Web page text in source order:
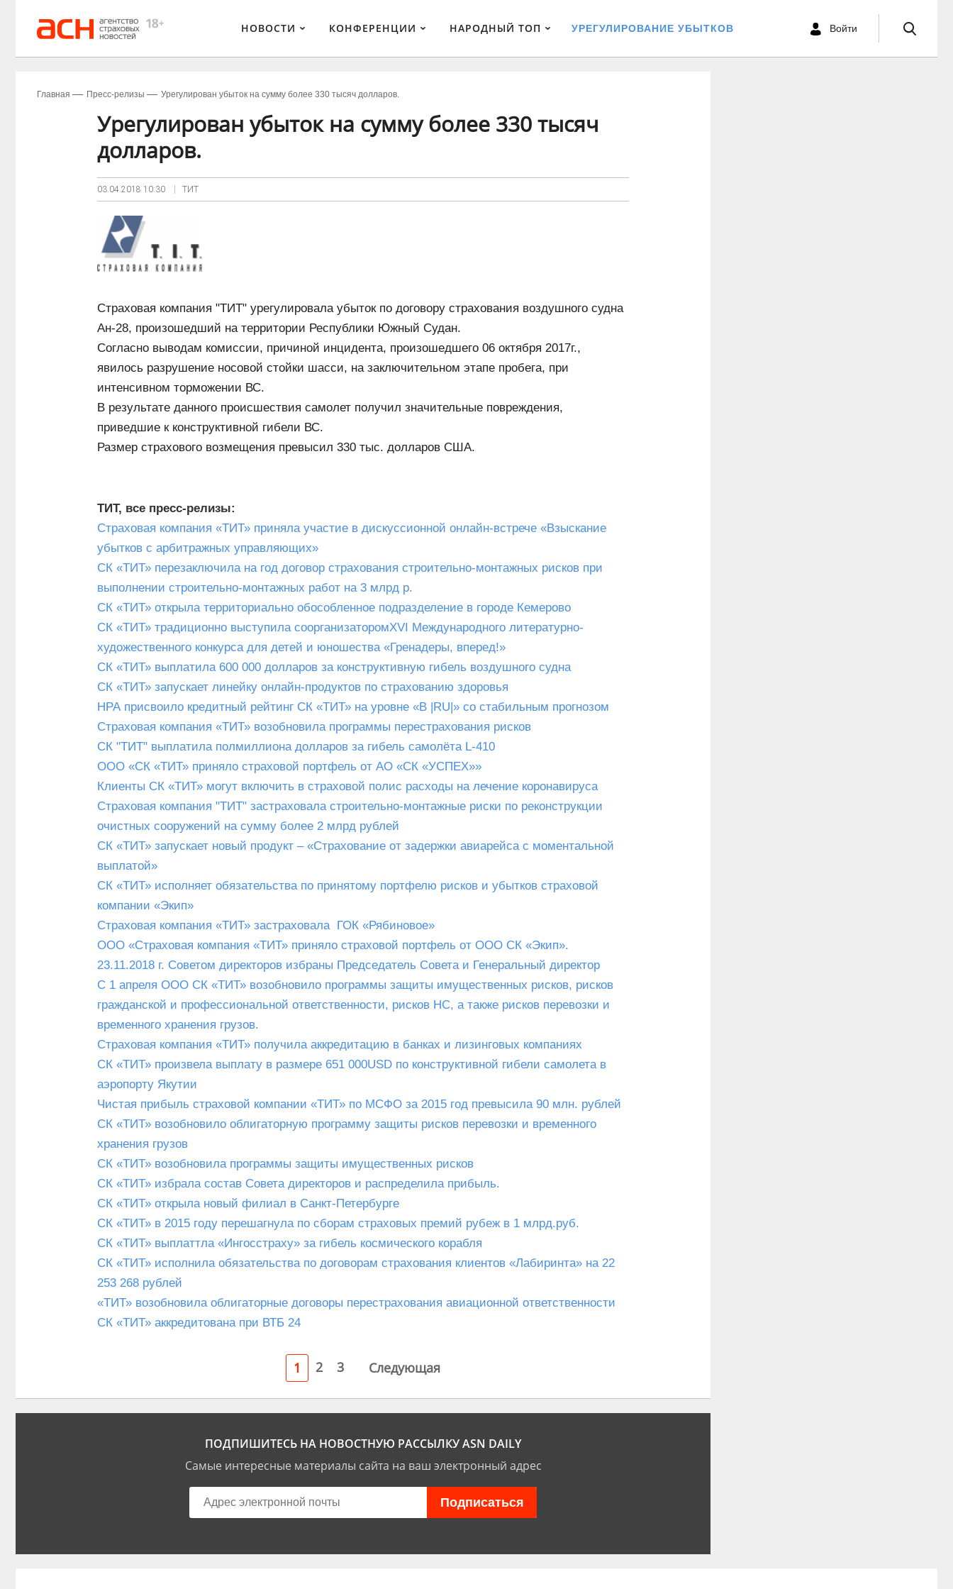
НОВОСТИ КОНФЕРЕНЦИИ НАРОДНЫЙ ТОП УРЕГУЛИРОВАНИЕ УБЫТКОВ Войти
Главная Пресс-релизы Урегулирован убыток на сумму более 330 тысяч долларов.
Урегулирован убыток на сумму более 330 тысяч
долларов.
03.04.2018 10:30 ТИТ
Страховая компания "ТИТ" урегулировала убыток по договору страхования воздушного судна
Ан-28, произошедший на территории Республики Южный Судан.
Согласно выводам комиссии, причиной инцидента, произошедшего 06 октября 2017г.,
явилось разрушение носовой стойки шасси, на заключительном этапе пробега, при
интенсивном торможении ВС.
В результате данного происшествия самолет получил значительные повреждения,
приведшие к конструктивной гибели ВС.
Размер страхового возмещения превысил 330 тыс. долларов США.
ТИТ, все пресс-релизы:
Страховая компания «ТИТ» приняла участие в дискуссионной онлайн-встрече «Взыскание
убытков с арбитражных управляющих»
СК «ТИТ» перезаключила на год договор страхования строительно-монтажных рисков при
выполнении строительно-монтажных работ на 3 млрд р.
СК «ТИТ» открыла территориально обособленное подразделение в городе Кемерово
СК «ТИТ» традиционно выступила соорганизаторомХVI Международного литературно-
художественного конкурса для детей и юношества «Гренадеры, вперед!»
СК «ТИТ» выплатила 600 000 долларов за конструктивную гибель воздушного судна
СК «ТИТ» запускает линейку онлайн-продуктов по страхованию здоровья
НРА присвоило кредитный рейтинг СК «ТИТ» на уровне «В |RU|» со стабильным прогнозом
Страховая компания «ТИТ» возобновила программы перестрахования рисков
СК "ТИТ" выплатила полмиллиона долларов за гибель самолёта L-410
ООО «СК «ТИТ» приняло страховой портфель от АО «СК «УСПЕХ»»
Клиенты СК «ТИТ» могут включить в страховой полис расходы на лечение коронавируса
Страховая компания "ТИТ" застраховала строительно-монтажные риски по реконструкции
очистных сооружений на сумму более 2 млрд рублей
СК «ТИТ» запускает новый продукт – «Страхование от задержки авиарейса с моментальной
выплатой»
СК «ТИТ» исполняет обязательства по принятому портфелю рисков и убытков страховой
компании «Экип»
Страховая компания «ТИТ» застраховала ГОК «Рябиновое»
ООО «Страховая компания «ТИТ» приняло страховой портфель от ООО СК «Экип».
23.11.2018 г. Советом директоров избраны Председатель Совета и Генеральный директор
С 1 апреля ООО СК «ТИТ» возобновило программы защиты имущественных рисков, рисков
гражданской и профессиональной ответственности, рисков НС, а также рисков перевозки и
временного хранения грузов.
Страховая компания «ТИТ» получила аккредитацию в банках и лизинговых компаниях
СК «ТИТ» произвела выплату в размере 651 000USD по конструктивной гибели самолета в
аэропорту Якутии
Чистая прибыль страховой компании «ТИТ» по МСФО за 2015 год превысила 90 млн. рублей
СК «ТИТ» возобновило облигаторную программу защиты рисков перевозки и временного
хранения грузов
СК «ТИТ» возобновила программы защиты имущественных рисков
СК «ТИТ» избрала состав Совета директоров и распределила прибыль.
СК «ТИТ» открыла новый филиал в Санкт-Петербурге
СК «ТИТ» в 2015 году перешагнула по сборам страховых премий рубеж в 1 млрд.руб.
СК «ТИТ» выплаттла «Ингосстраху» за гибель космического корабля
СК «ТИТ» исполнила обязательства по договорам страхования клиентов «Лабиринта» на 22
253 268 рублей
«ТИТ» возобновила облигаторные договоры перестрахования авиационной ответственности
СК «ТИТ» аккредитована при ВТБ 24
1 2 3 Следующая
ПОДПИШИТЕСЬ НА НОВОСТНУЮ РАССЫЛКУ ASN DAILY
Самые интересные материалы сайта на ваш электронный адрес